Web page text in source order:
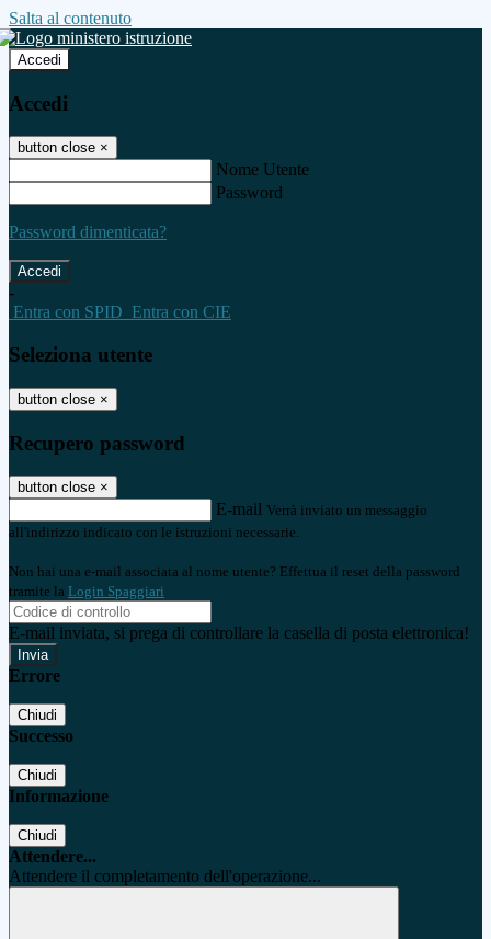
Salta al contenuto
Accedi
Accedi
button close ×
Nome Utente
Password
Password dimenticata?
-
Entra con SPID Entra con CIE
Seleziona utente
button close ×
Recupero password
button close ×
E-mail Verrà inviato un messaggio
all'indirizzo indicato con le istruzioni necessarie.
Non hai una e-mail associata al nome utente? Effettua il reset della password
tramite la Login Spaggiari
E-mail inviata, si prega di controllare la casella di posta elettronica!
Errore
Chiudi
Successo
Chiudi
Informazione
Chiudi
Attendere...
Attendere il completamento dell'operazione...